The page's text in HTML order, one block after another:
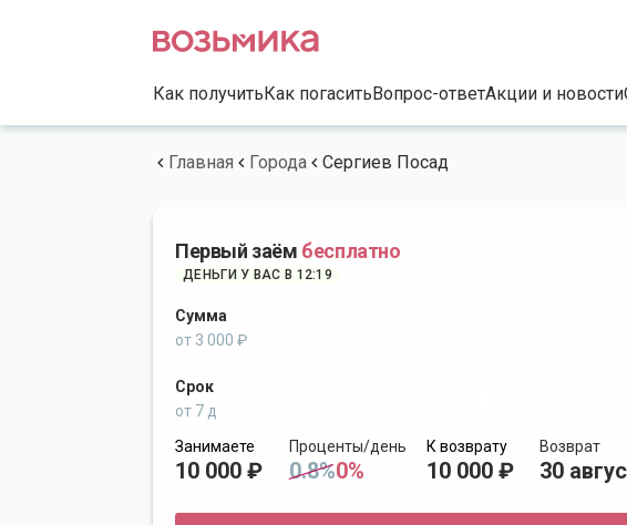
Как получитьКак погаситьВопрос-ответАкции и новости
Главная Города Сергиев Посад
Первый заём бесплатно
ДЕНЬГИ У ВАС В 12:19
Сумма
от 3 000 ₽
Срок
от 7 д
Занимаете
10 000 ₽
Проценты/день
0.8%0%
К возврату
10 000 ₽
Возврат
30